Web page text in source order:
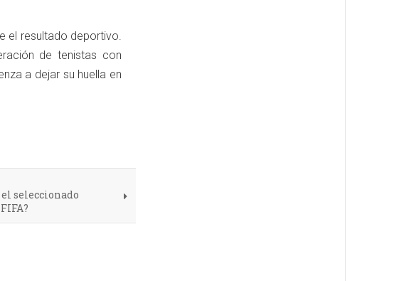
el resultado deportivo.
de tenistas con
a dejar su huella en
seleccionado